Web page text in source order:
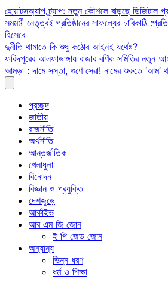
Skip
to
content
হোয়াটসঅ্যাপ ট্র্যাপ: নতুন কৌশলে বাড়ছে ডিজিটাল
সমমর্মী নেতৃত্বই প্রতিষ্ঠানের সাফল্যের চাবিকাঠি
হিসেবে
দুর্নীতি থামাতে কি শুধু কঠোর আইনই যথেষ্ট?
ফরিদপুরের আলফাডাঙ্গায় বাজার বণিক সমিতির নতুন
আমড়া : দামে সস্তা, গুণে সেরা! নামের শুরুতে
প্রচ্ছদ
জাতীয়
রাজনীতি
অর্থনীতি
আন্তর্জাতিক
খেলাধুলা
বিনোদন
বিজ্ঞান ও প্রযুক্তি
দেশজুড়ে
আর্কাইভ
আর এম জি জোন
ই পি জেড জোন
অন্যান্য
ভিন্ন ধরণ
ধর্ম ও শিক্ষা